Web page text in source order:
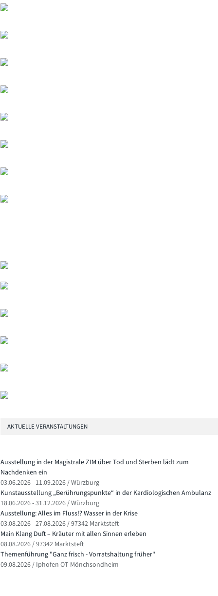
AKTUELLE VERANSTALTUNGEN
Ausstellung in der Magistrale ZIM über Tod und Sterben lädt zum
Nachdenken ein
03.06.2026 - 11.09.2026 / Würzburg
Kunstausstellung „Berührungspunkte“ in der Kardiologischen Ambulanz
18.06.2026 - 31.12.2026 / Würzburg
Ausstellung: Alles im Fluss!? Wasser in der Krise
03.08.2026 - 27.08.2026 / 97342 Marktsteft
Main Klang Duft – Kräuter mit allen Sinnen erleben
08.08.2026 / 97342 Marktsteft
Themenführung "Ganz frisch - Vorratshaltung früher"
09.08.2026 / Iphofen OT Mönchsondheim